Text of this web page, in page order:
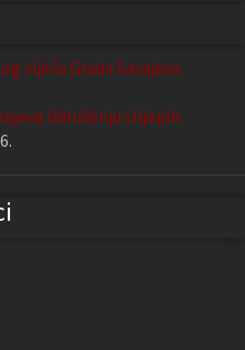
vijeća Grada Sarajeva
Udruženju slijepih